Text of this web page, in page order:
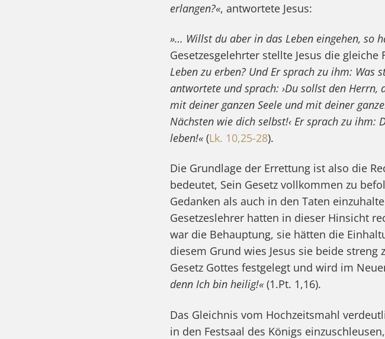
erlangen?«, antwortete Jesus:
»… Willst du aber in das Leben eingehen, so
Gesetzesgelehrter stellte Jesus die gleiche
Leben zu erben? Und Er sprach zu ihm: Was
antwortete und sprach: ›Du sollst den
mit deiner ganzen Seele und mit deiner
Nächsten wie dich selbst!‹ Er sprach zu
leben!«(Lk. 10,25-28).
Die Grundlage der Errettung ist also die
bedeutet, Sein Gesetz vollkommen zu
Gedanken als auch in den Taten
Gesetzeslehrer hatten in dieser Hinsicht
war die Behauptung, sie hätten die
diesem Grund wies Jesus sie beide
Gesetz Gottes festgelegt und wird im
denn Ich bin heilig!«(1.Pt. 1,16).
Das Gleichnis vom Hochzeitsmahl
in den Festsaal des Königs